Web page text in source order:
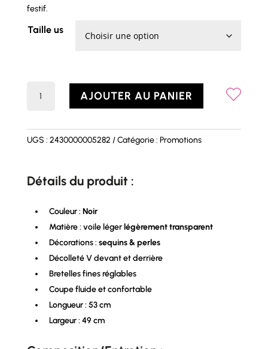
festif.
Taille us
BRITNEY
AJOUTER AU PANIER
UGS : 2430000005282 Catégorie : Promotions
Détails du produit :
Couleur : Noir
Matière : voile léger légèrement transparent
Décorations : sequins & perles
Décolleté V devant et derrière
Bretelles fines réglables
Coupe fluide et confortable
Longueur : 53 cm
Largeur : 49 cm